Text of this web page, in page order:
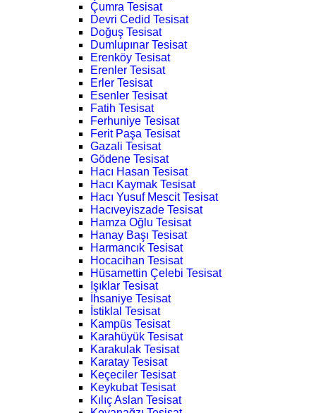
Çumra Tesisat
Devri Cedid Tesisat
Doğuş Tesisat
Dumlupınar Tesisat
Erenköy Tesisat
Erenler Tesisat
Erler Tesisat
Esenler Tesisat
Fatih Tesisat
Ferhuniye Tesisat
Ferit Paşa Tesisat
Gazali Tesisat
Gödene Tesisat
Hacı Hasan Tesisat
Hacı Kaymak Tesisat
Hacı Yusuf Mescit Tesisat
Hacıveyiszade Tesisat
Hamza Oğlu Tesisat
Hanay Başı Tesisat
Harmancık Tesisat
Hocacihan Tesisat
Hüsamettin Çelebi Tesisat
Işıklar Tesisat
İhsaniye Tesisat
İstiklal Tesisat
Kampüs Tesisat
Karahüyük Tesisat
Karakulak Tesisat
Karatay Tesisat
Keçeciler Tesisat
Keykubat Tesisat
Kılıç Aslan Tesisat